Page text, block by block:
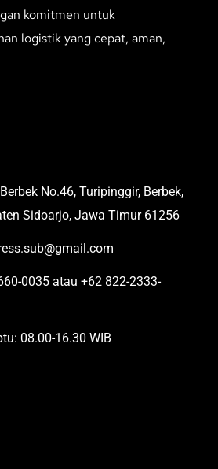
komitmen untuk
logistik yang cepat, aman,
No.46, Turipinggir, Berbek,
Sidoarjo, Jawa Timur 61256
0035 atau +62 822-2333-
08.00-16.30 WIB